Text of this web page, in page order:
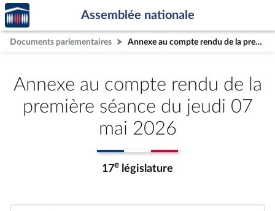
Aller au contenu
Aller en bas de la page
Accèder
à la
page
d'accueil
Assemblée nationale
Documents parlementaires Annexe au compte rendu de la première séance du jeudi 07 mai 2026
Annexe au compte rendu de la
première séance du jeudi 07
mai 2026
17e législature